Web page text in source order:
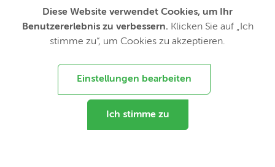
Ihr Partner in unverzichtbarer Chemie für eine
nachhaltige Zukunft
Für Medien
Karriere bei Nobian
Cookies
Diese Website verwendet Cookies, um Ihr
Benutzererlebnis zu verbessern. Klicken Sie auf „Ich
stimme zu“, um Cookies zu akzeptieren.
Einstellungen bearbeiten
Ich stimme zu